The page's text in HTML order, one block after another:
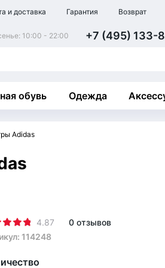
и доставка Гарантия Возврат
10:00 - 22:00 +7 (495) 133-
обувь Одежда
Adidas
4.87
0 отзывов
114248